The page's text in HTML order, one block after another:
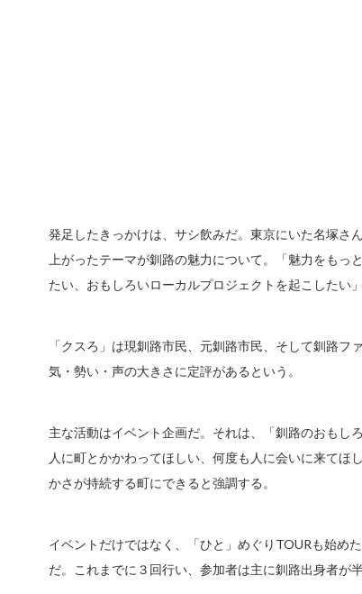
発足したきっかけは、サシ飲みだ。東京にいた名塚さ
上がったテーマが釧路の魅力について。「魅力をも
たい、おもしろいローカルプロジェクトを起こしたい
「クスろ」は現釧路市民、元釧路市民、そして釧路
気・勢い・声の大きさに定評があるという。
主な活動はイベント企画だ。それは、「釧路のおもし
人に町とかかわってほしい、何度も人に会いに来てほ
かさが持続する町にできると強調する。
イベントだけではなく、「ひと」めぐりTOURも始め
だ。これまでに３回行い、参加者は主に釧路出身者が